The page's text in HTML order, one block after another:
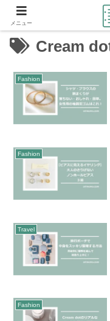
Cream
Fashion
Fashion
Travel
Fashion
メニュー